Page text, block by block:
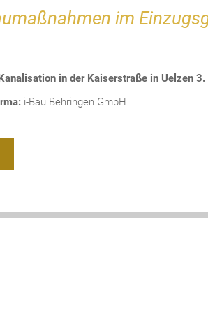
im
in der Kaiserstraße in Uelzen 3.
i-Bau Behringen GmbH